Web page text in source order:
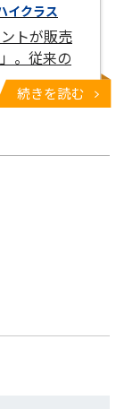
イクラス
トが販売
。従来の
続きを読む